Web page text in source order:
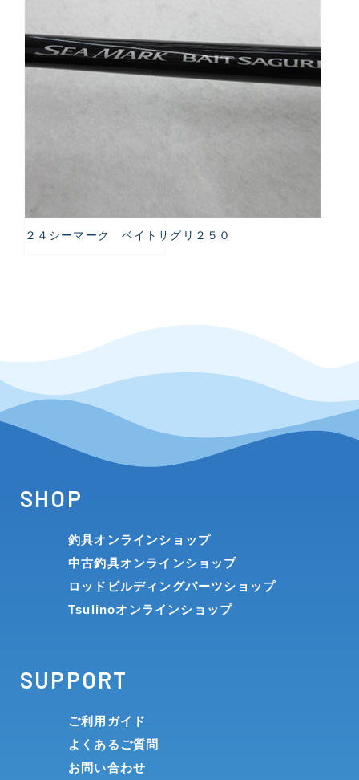
２４シーマーク ベイトサグリ２５０
SHOP
釣具オンラインショップ
中古釣具オンラインショップ
ロッドビルディングパーツショップ
Tsulinoオンラインショップ
SUPPORT
ご利用ガイド
よくあるご質問
お問い合わせ